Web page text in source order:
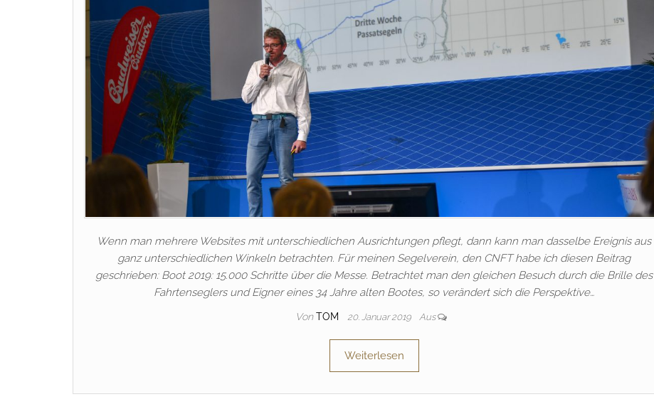
Wenn man mehrere Websites mit unterschiedlichen Ausrichtungen pflegt, dann kann man dasselbe Ereignis aus
ganz unterschiedlichen Winkeln betrachten. Für meinen Segelverein, den CNFT habe ich diesen Beitrag
geschrieben: Boot 2019: 15.000 Schritte über die Messe. Betrachtet man den gleichen Besuch durch die Brille des
Fahrtenseglers und Eigner eines 34 Jahre alten Bootes, so verändert sich die Perspektive…
Von TOM 20. Januar 2019 Aus
Weiterlesen